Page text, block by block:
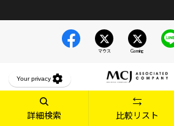
詳細検索 比較リスト
マウス Gaming